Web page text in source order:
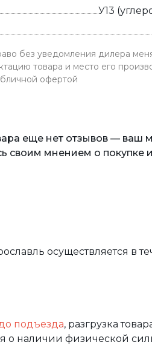
У13
без уведомления дилера
товара и место его
офертой
еще нет отзывов — ваш
своим мнением о покупке
осуществляется в
подъезда, разгрузка
о наличии физической